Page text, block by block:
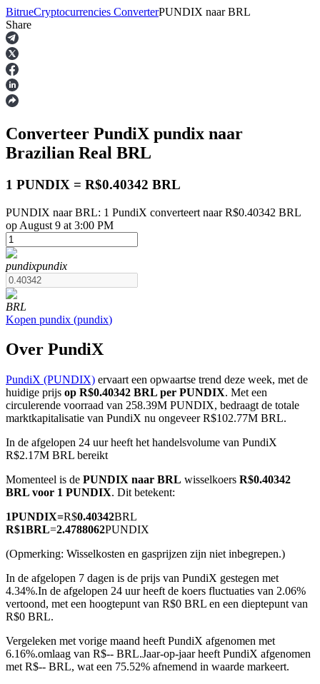
Termijncontracten
USDT-futures
COIN-M-futures
Cryptocurrency-futures
TradFi
Derivaten voor aandelen, forex, edelmetalen en grondstoffen
Futures met USDC als onderpand
BitrueCryptocurrencies ConverterPUNDIX naar BRL
Share
Converteer PundiX pundix naar
Brazilian Real BRL
1 PUNDIX = R$0.40342 BRL
PUNDIX naar BRL: 1 PundiX converteert naar R$0.40342 BRL
op August 9 at 3:00 PM
pundixpundix
BRL
Kopen pundix (pundix)
Over PundiX
PundiX (PUNDIX) ervaart een opwaartse trend deze week, met de
huidige prijs op R$0.40342 BRL per PUNDIX. Met een
circulerende voorraad van 258.39M PUNDIX, bedraagt de totale
marktkapitalisatie van PundiX nu ongeveer R$102.77M BRL.
In de afgelopen 24 uur heeft het handelsvolume van PundiX
R$2.17M BRL bereikt
Momenteel is de PUNDIX naar BRL wisselkoers R$0.40342
BRL voor 1 PUNDIX. Dit betekent:
1PUNDIX=R$0.40342BRL
R$1BRL=2.4788062PUNDIX
(Opmerking: Wisselkosten en gasprijzen zijn niet inbegrepen.)
In de afgelopen 7 dagen is de prijs van PundiX gestegen met
4.34%.In de afgelopen 24 uur heeft de koers fluctuaties van 2.06%
vertoond, met een hoogtepunt van R$0 BRL en een dieptepunt van
R$0 BRL.
Vergeleken met vorige maand heeft PundiX afgenomen met
6.16%.omlaag van R$-- BRL.Jaar-op-jaar heeft PundiX afgenomen
met R$-- BRL, wat een 75.52% afnemend in waarde markeert.